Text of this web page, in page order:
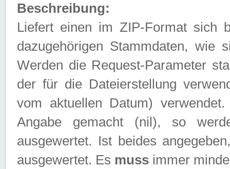
Beschreibung:
Liefert einen im ZIP-Format sich
dazugehörigen Stammdaten, wie
Werden die Request-Parameter
der für die Dateierstellung
vom aktuellen Datum)
Angabe gemacht (nil), so
ausgewertet. Ist beides
ausgewertet. Es muss immer